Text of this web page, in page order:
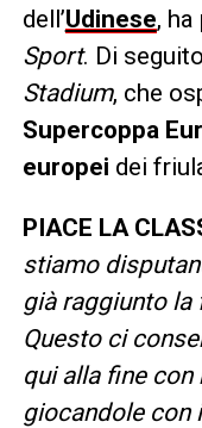
dell’Udinese,
Sport. Di
Stadium, che
Supercoppa
europei dei
PIACE LA
stiamo
già raggiunto la
Questo ci
qui alla fine
giocandole con